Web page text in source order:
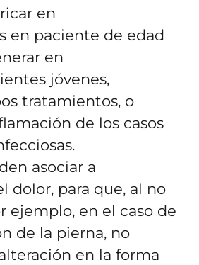
en
en paciente de edad
en
jóvenes,
tratamientos, o
de los casos
asociar a
dolor, para que, al no
ejemplo, en el caso de
de la pierna, no
en la forma